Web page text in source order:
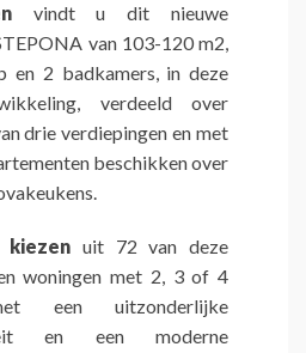
vindt u dit nieuwe
van 103-120 m2,
en 2 badkamers, in deze
verdeeld over
drie verdiepingen en met
beschikken over
uit 72 van deze
woningen met 2, 3 of 4
een uitzonderlijke
en een moderne